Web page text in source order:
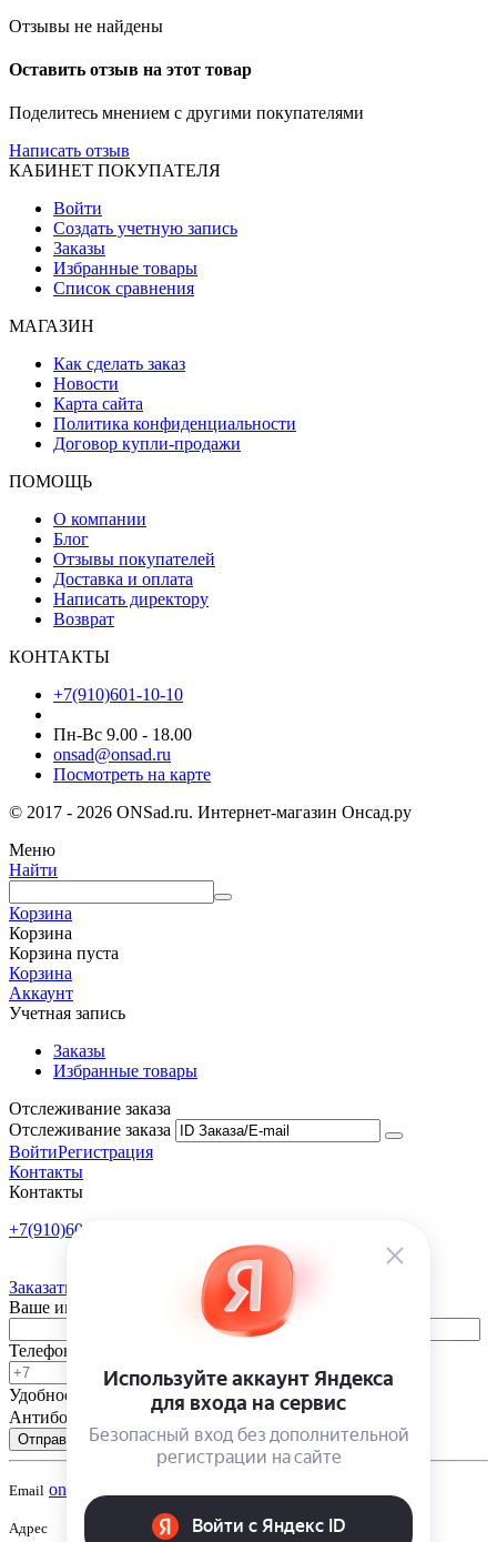
Отзывы не найдены
Оставить отзыв на этот товар
Поделитесь мнением с другими покупателями
Написать отзыв
КАБИНЕТ ПОКУПАТЕЛЯ
Войти
Создать учетную запись
Заказы
Избранные товары
Список сравнения
МАГАЗИН
Как сделать заказ
Новости
Карта сайта
Политика конфиденциальности
Договор купли-продажи
ПОМОЩЬ
О компании
Блог
Отзывы покупателей
Доставка и оплата
Написать директору
Возврат
КОНТАКТЫ
+7(910)601-10-10
Пн-Вс 9.00 - 18.00
onsad@onsad.ru
Посмотреть на карте
© 2017 - 2026 ONSad.ru. Интернет-магазин Онсад.ру
Меню
Найти
Корзина
Корзина
Корзина пуста
Корзина
Аккаунт
Учетная запись
Заказы
Избранные товары
Отслеживание заказа
Отслеживание заказа
ВойтиРегистрация
Контакты
Контакты
+7(910)601-10-10
Заказать обратный звонок
Ваше имя
Телефон
Удобное время
-
Антибот
Отправить
Email onsad@onsad.ru
Адрес